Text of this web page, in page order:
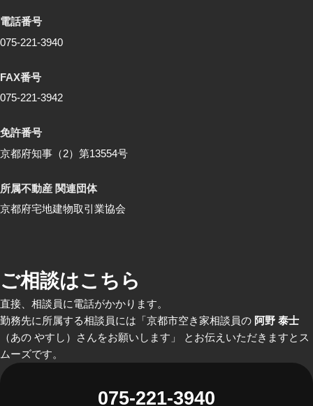
電話番号
075-221-3940
FAX番号
075-221-3942
免許番号
京都府知事（2）第13554号
所属不動産 関連団体
京都府宅地建物取引業協会
ご相談はこちら
直接、相談員に電話がかかります。
勤務先に所属する相談員には「京都市空き家相談員の 阿野 泰士
（あの やすし）さんをお願いします」 とお伝えいただきますとス
ムーズです。
075-221-3940